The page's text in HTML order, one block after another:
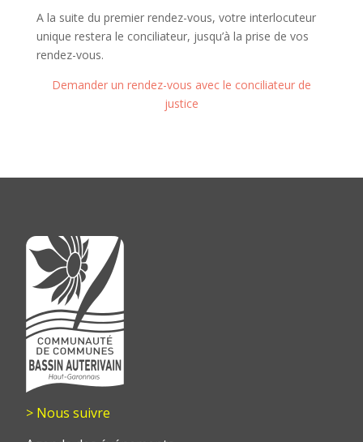
A la suite du premier rendez-vous, votre interlocuteur
unique restera le conciliateur, jusqu’à la prise de vos
rendez-vous.
Demander un rendez-vous avec le conciliateur de
justice
> Nous suivre